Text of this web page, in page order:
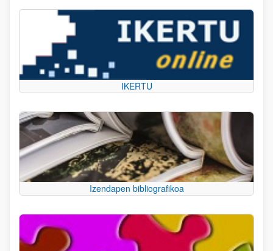
IKERTU
Izendapen bibliografikoa